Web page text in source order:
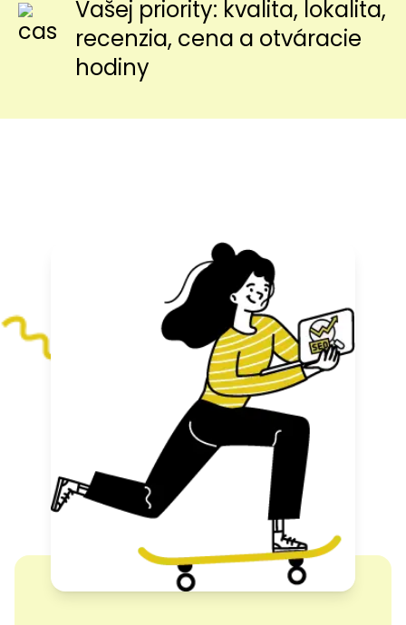
Vašej priority: kvalita, lokalita,
recenzia, cena a otváracie
hodiny